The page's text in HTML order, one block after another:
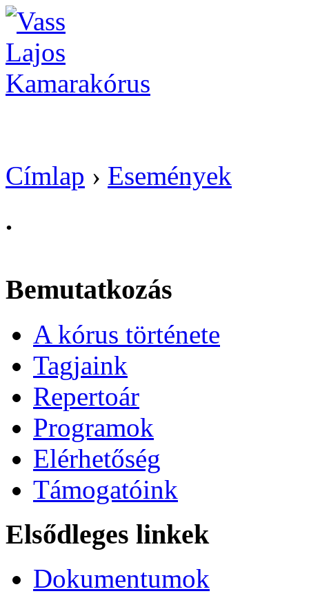
Címlap › Események
.
Bemutatkozás
A kórus története
Tagjaink
Repertoár
Programok
Elérhetőség
Támogatóink
Elsődleges linkek
Dokumentumok